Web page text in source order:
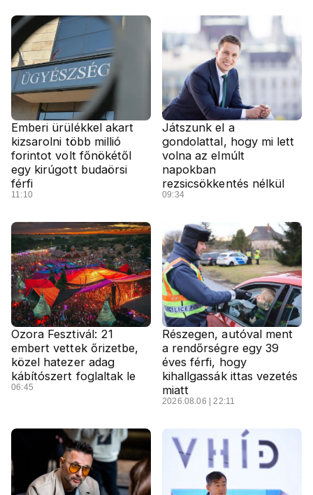
Emberi ürülékkel akart
kizsarolni több millió
forintot volt főnökétől
egy kirúgott budaörsi
férfi
11:10
Játszunk el a
gondolattal, hogy mi lett
volna az elmúlt
napokban
rezsicsökkentés nélkül
09:34
Ozora Fesztivál: 21
embert vettek őrizetbe,
közel hatezer adag
kábítószert foglaltak le
06:45
Részegen, autóval ment
a rendőrségre egy 39
éves férfi, hogy
kihallgassák ittas vezetés
miatt
2026.08.06 | 22:11